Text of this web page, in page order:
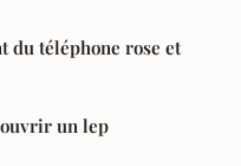
du téléphone rose et
un lep